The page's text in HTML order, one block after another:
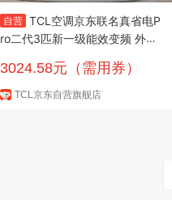
自营 TCL空调京东联名真省电P
ro二代3匹新一级能效变频 外机
2Eb+B1国家补贴
3024.58元（需用券）
TCL京东自营旗舰店